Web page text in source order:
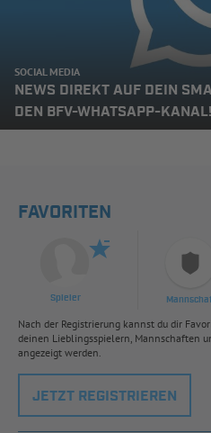
SOCIAL MEDIA
NEWS DIREKT AUF DEIN
DEN BFV-WHATSAPP-KANAL!
FAVORITEN
Spieler
Nach der Registrierung kannst du dir
deinen Lieblingsspielern, Mannschaften
angezeigt werden.
JETZT REGISTRIEREN